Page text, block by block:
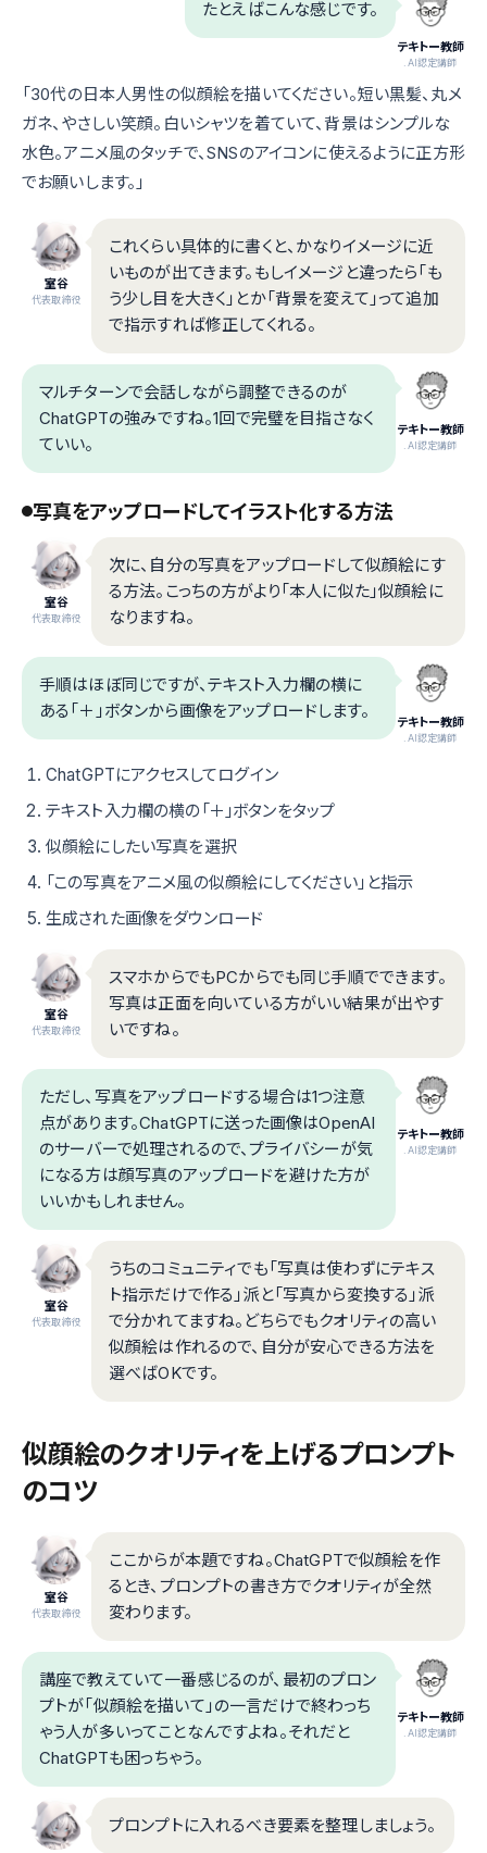
テキトー教師
.AI認定講師
たとえばこんな感じです。
「30代の日本人男性の似顔絵を描いてください。短い黒髪、丸メ
ガネ、やさしい笑顔。白いシャツを着ていて、背景はシンプルな
水色。アニメ風のタッチで、SNSのアイコンに使えるように正方形
でお願いします。」
室谷
代表取締役
これくらい具体的に書くと、かなりイメージに近
いものが出てきます。もしイメージと違ったら「も
う少し目を大きく」とか「背景を変えて」って追加
で指示すれば修正してくれる。
テキトー教師
.AI認定講師
マルチターンで会話しながら調整できるのが
ChatGPTの強みですね。1回で完璧を目指さなく
ていい。
写真をアップロードしてイラスト化する方法
室谷
代表取締役
次に、自分の写真をアップロードして似顔絵にす
る方法。こっちの方がより「本人に似た」似顔絵に
なりますね。
テキトー教師
.AI認定講師
手順はほぼ同じですが、テキスト入力欄の横に
ある「＋」ボタンから画像をアップロードします。
ChatGPTにアクセスしてログイン
テキスト入力欄の横の「＋」ボタンをタップ
似顔絵にしたい写真を選択
「この写真をアニメ風の似顔絵にしてください」と指示
生成された画像をダウンロード
室谷
代表取締役
スマホからでもPCからでも同じ手順でできます。
写真は正面を向いている方がいい結果が出やす
いですね。
テキトー教師
.AI認定講師
ただし、写真をアップロードする場合は1つ注意
点があります。ChatGPTに送った画像はOpenAI
のサーバーで処理されるので、プライバシーが気
になる方は顔写真のアップロードを避けた方が
いいかもしれません。
室谷
代表取締役
うちのコミュニティでも「写真は使わずにテキス
ト指示だけで作る」派と「写真から変換する」派
で分かれてますね。どちらでもクオリティの高い
似顔絵は作れるので、自分が安心できる方法を
選べばOKです。
似顔絵のクオリティを上げるプロンプト
のコツ
室谷
代表取締役
ここからが本題ですね。ChatGPTで似顔絵を作
るとき、プロンプトの書き方でクオリティが全然
変わります。
テキトー教師
.AI認定講師
講座で教えていて一番感じるのが、最初のプロン
プトが「似顔絵を描いて」の一言だけで終わっち
ゃう人が多いってことなんですよね。それだと
ChatGPTも困っちゃう。
プロンプトに入れるべき要素を整理しましょう。